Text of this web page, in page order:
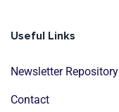
Useful Links
Newsletter Repository
Contact